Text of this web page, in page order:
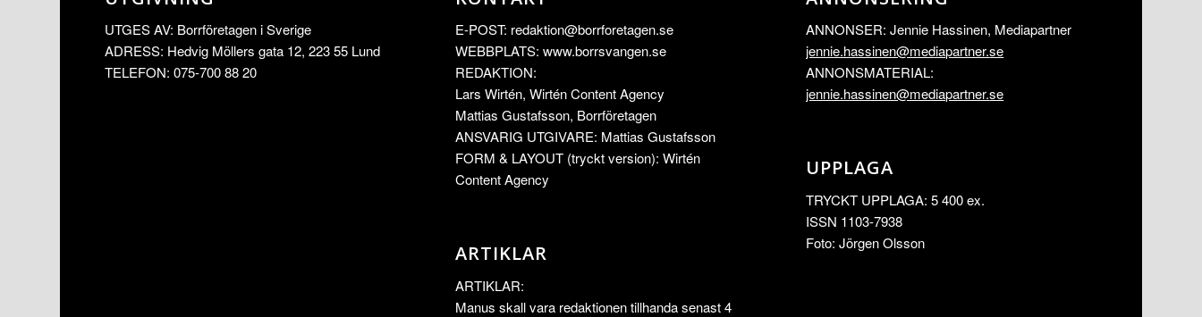
UTGES AV: Borrföretagen i Sverige
ADRESS: Hedvig Möllers gata 12, 223 55 Lund
TELEFON: 075-700 88 20
E-POST: redaktion@borrforetagen.se
WEBBPLATS: www.borrsvangen.se
REDAKTION:
Lars Wirtén, Wirtén Content Agency
Mattias Gustafsson, Borrföretagen
ANSVARIG UTGIVARE: Mattias Gustafsson
FORM & LAYOUT (tryckt version): Wirtén
Content Agency
ARTIKLAR
ARTIKLAR:
Manus skall vara redaktionen tillhanda senast 4
ANNONSER: Jennie Hassinen, Mediapartner
jennie.hassinen@mediapartner.se
ANNONSMATERIAL:
jennie.hassinen@mediapartner.se
UPPLAGA
TRYCKT UPPLAGA: 5 400 ex.
ISSN 1103-7938
Foto: Jörgen Olsson